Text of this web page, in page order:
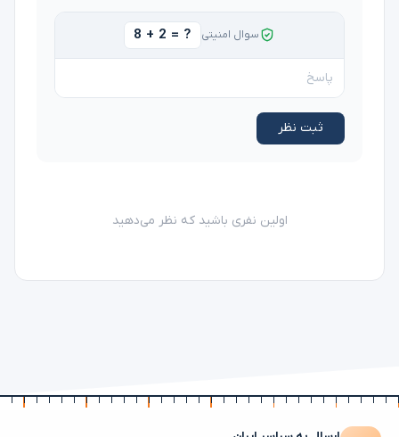
سوال امنیتی 8 + 2 = ?
ثبت نظر
اولین نفری باشید که نظر می‌دهید